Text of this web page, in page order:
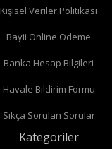
Kişisel Veriler Politikası
Bayii Online Ödeme
Banka Hesap Bilgileri
Havale Bildirim Formu
Sıkça Sorulan Sorular
Kategoriler